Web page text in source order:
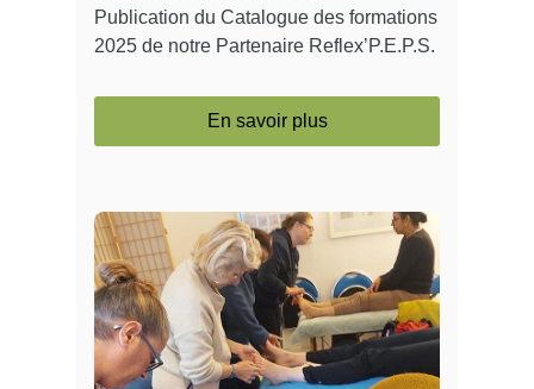
Publication du Catalogue des formations
2025 de notre Partenaire Reflex’P.E.P.S.
En savoir plus